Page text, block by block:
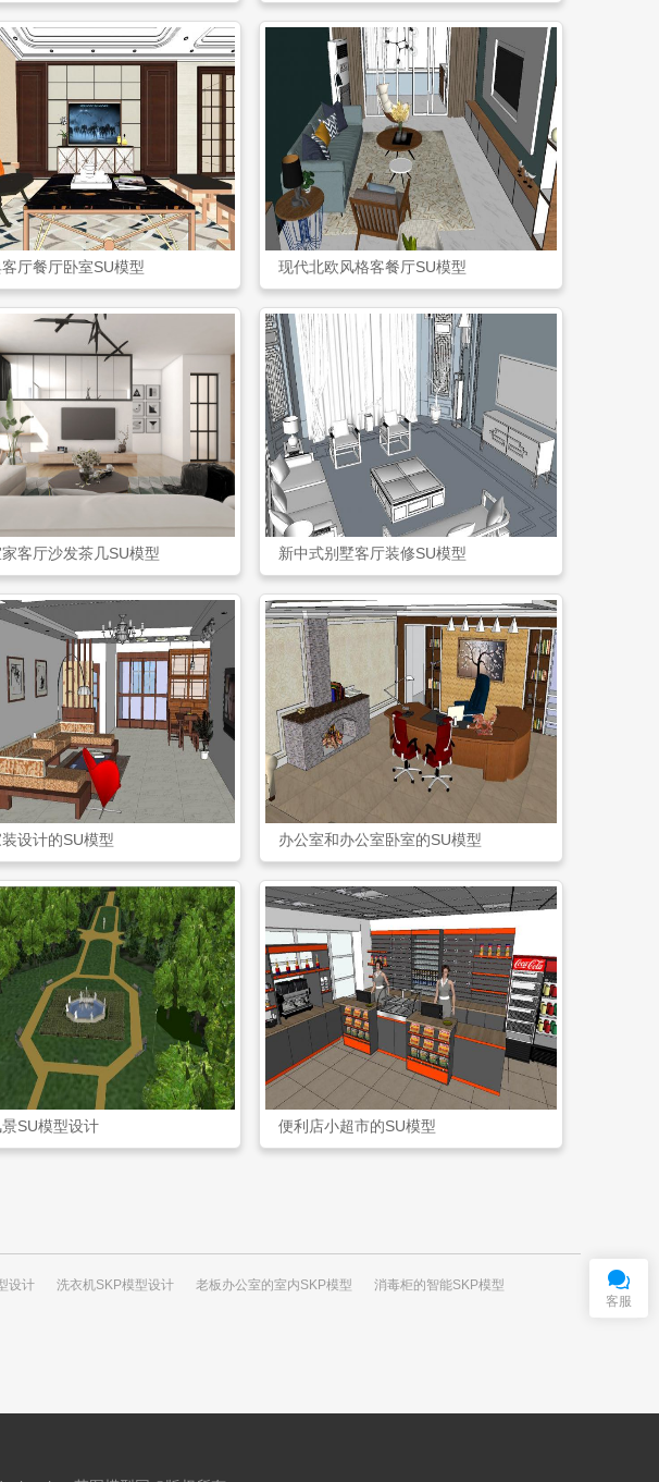
厅餐厅卧室SU模型 现代北欧风格客餐厅SU模型
客厅沙发茶几SU模型 新中式别墅客厅装修SU模型
设计的SU模型 办公室和办公室卧室的SU模型
SU模型设计 便利店小超市的SU模型
设计 洗衣机SKP模型设计 老板办公室的室内SKP模型 消毒柜的智能SKP模型
客服
服
QQ交谈